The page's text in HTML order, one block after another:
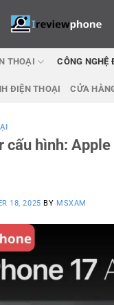
THOẠI CÔNG NGHỆ
ĐIỆN THOẠI CỬA
cấu hình:
18, 2025 BY MSXAM